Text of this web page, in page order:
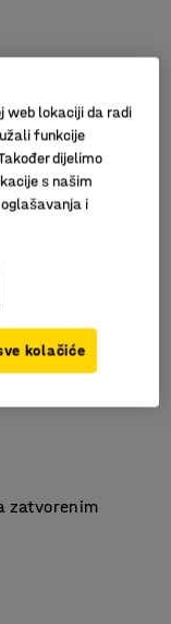
zatvorenim
web lokaciji da radi
funkcije
dijelimo
s našim
i
kolačiće